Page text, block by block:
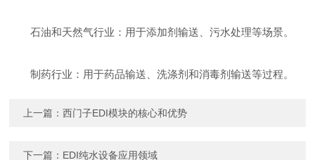
石油和天然气行业：用于添加剂输送、污水处理等场景。
制药行业：用于药品输送、洗涤剂和消毒剂输送等过程。
上一篇：西门子EDI模块的核心和优势
下一篇： EDI纯水设备应用领域